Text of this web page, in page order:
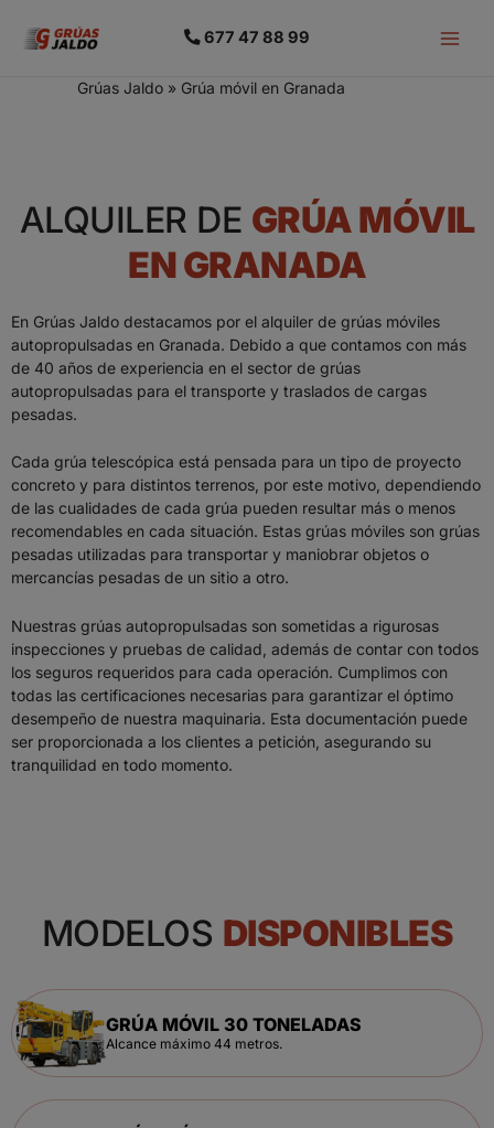
677 47 88 99
Grúas Jaldo » Grúa móvil en Granada
ALQUILER DE GRÚA MÓVIL
EN GRANADA
En Grúas Jaldo destacamos por el alquiler de grúas móviles
autopropulsadas en Granada. Debido a que contamos con más
de 40 años de experiencia en el sector de grúas
autopropulsadas para el transporte y traslados de cargas
pesadas.
Cada grúa telescópica está pensada para un tipo de proyecto
concreto y para distintos terrenos, por este motivo, dependiendo
de las cualidades de cada grúa pueden resultar más o menos
recomendables en cada situación. Estas grúas móviles son grúas
pesadas utilizadas para transportar y maniobrar objetos o
mercancías pesadas de un sitio a otro.
Nuestras grúas autopropulsadas son sometidas a rigurosas
inspecciones y pruebas de calidad, además de contar con todos
los seguros requeridos para cada operación. Cumplimos con
todas las certificaciones necesarias para garantizar el óptimo
desempeño de nuestra maquinaria. Esta documentación puede
ser proporcionada a los clientes a petición, asegurando su
tranquilidad en todo momento.
MODELOS DISPONIBLES
GRÚA MÓVIL 30 TONELADAS
Alcance máximo 44 metros.
Detalles